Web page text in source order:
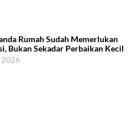
Rumah Sudah Memerlukan
Bukan Sekadar Perbaikan Kecil
2026